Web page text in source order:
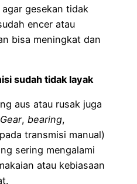
gesekan tidak
encer atau
bisa meningkat dan
sudah tidak layak
aus atau rusak juga
Gear, bearing,
transmisi manual)
sering mengalami
atau kebiasaan